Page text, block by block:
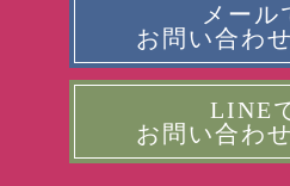
メール
お問い合わ
LINE
お問い合わ